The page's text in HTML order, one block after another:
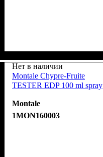
Нет в наличии
Montale Chypre-Fruite
TESTER EDP 100 ml spray
Montale
1MON160003